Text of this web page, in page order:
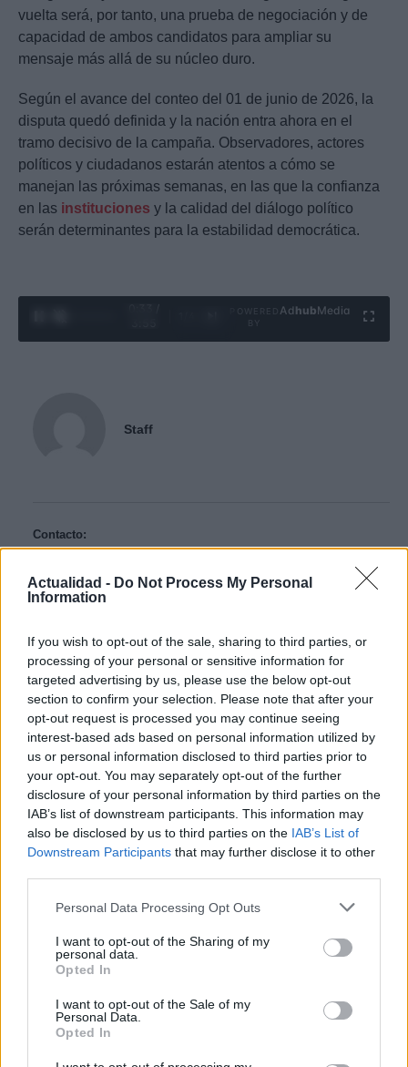
Actualidad - Do Not Process My Personal
Information
If you wish to opt-out of the sale, sharing to third parties, or
processing of your personal or sensitive information for
targeted advertising by us, please use the below opt-out
section to confirm your selection. Please note that after your
opt-out request is processed you may continue seeing
interest-based ads based on personal information utilized by
us or personal information disclosed to third parties prior to
your opt-out. You may separately opt-out of the further
disclosure of your personal information by third parties on the
IAB’s list of downstream participants. This information may
also be disclosed by us to third parties on the IAB’s List of
Downstream Participants that may further disclose it to other
Please note that this website/app uses one or more Google
not limited to your visit or usage behaviour. You may click to
grant or deny consent to Google and its third-party tags to
use your data for below specified purposes in below Google
consent section.
Personal Data Processing Opt Outs
I want to opt-out of the Sharing of my
personal data.
Opted In
I want to opt-out of the Sale of my
Personal Data.
Opted In
vuelta será, por tanto, una prueba de negociación y de
capacidad de ambos candidatos para ampliar su
mensaje más allá de su núcleo duro.
Según el avance del conteo del 01 de junio de 2026, la
disputa quedó definida y la nación entra ahora en el
tramo decisivo de la campaña. Observadores, actores
políticos y ciudadanos estarán atentos a cómo se
manejan las próximas semanas, en las que la confianza
en las instituciones y la calidad del diálogo político
serán determinantes para la estabilidad democrática.
Ad hubMedia
Staff
Contacto:
ARTÍCULO ANTERIOR
Más leídos
POLÍTICA
está cambiando las posturas de sus
seguidores más cercanos
La política exterior de Donald Trump, especialmente en…